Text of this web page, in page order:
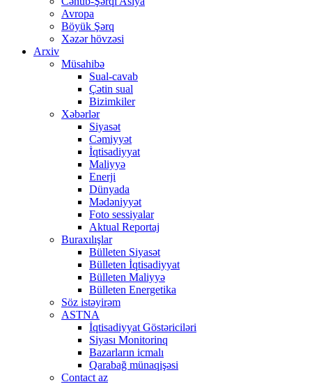
Avropa
Böyük Şərq
Xəzər hövzəsi
Arxiv
Müsahibə
Sual-cavab
Çətin sual
Bizimkiler
Xəbərlər
Siyasət
Cəmiyyət
İqtisadiyyat
Maliyyə
Enerji
Dünyada
Mədəniyyət
Foto sessiyalar
Aktual Reportaj
Buraxılışlar
Bülleten Siyasət
Bülleten İqtisadiyyat
Bülleten Maliyyə
Bülleten Energetika
Söz istəyirəm
ASTNA
İqtisadiyyat Göstəriciləri
Siyası Monitorinq
Bazarların icmalı
Qarabağ münaqişəsi
Contact az